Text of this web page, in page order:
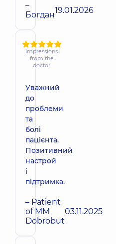
–
Богдан19.01.2026
Impressions
from the
doctor
Уважний
до
проблеми
та
болі
пацієнта.
Позитивний
настрой
і
підтримка.
– Patient
of MM
Dobrobut
03.11.2025